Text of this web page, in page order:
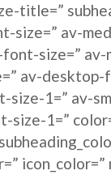
title=”
size=” av-
font-size=”
av-
size-1=” av-
size-1=”
icon_color=”